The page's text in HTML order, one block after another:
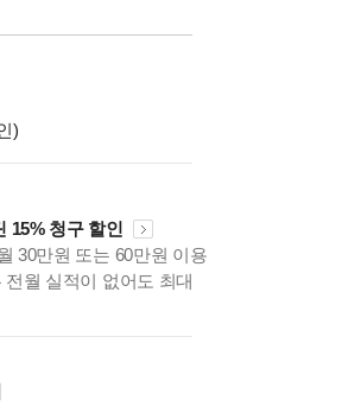
)
15% 청구 할인
30만원 또는 60만원 이용
월 실적이 없어도 최대